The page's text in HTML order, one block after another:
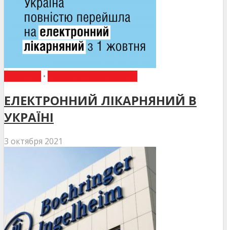
•
ЕЛЕКТРОННИЙ ЛІКАРНЯНИЙ В
УКРАЇНІ
3 октября 2021